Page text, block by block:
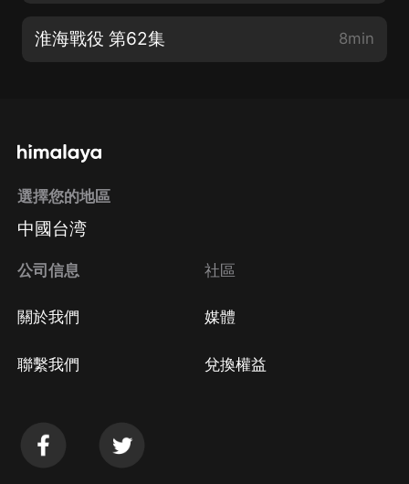
淮海戰役 第62集 8min
選擇您的地區
中國台湾
公司信息
關於我們
聯繫我們
社區
媒體
兌換權益